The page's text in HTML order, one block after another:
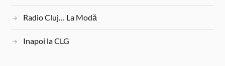
Radio Cluj… La Modă
Inapoi la CLG